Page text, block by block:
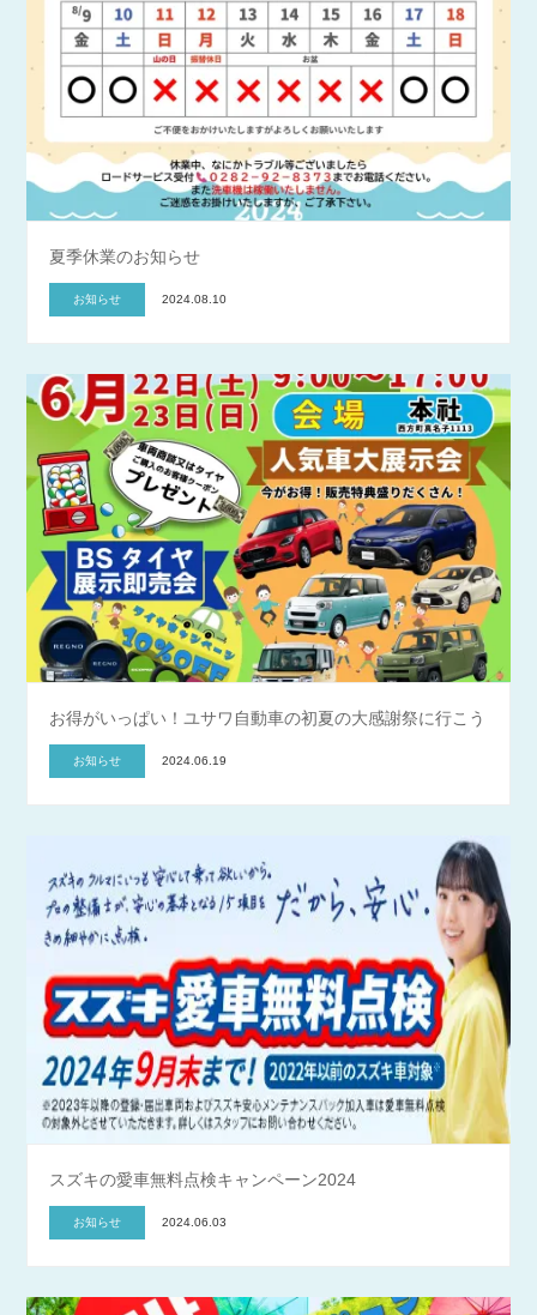
夏季休業のお知らせ
お知らせ 2024.08.10
お得がいっぱい！ユサワ自動車の初夏の大感謝祭に行こう
お知らせ 2024.06.19
スズキの愛車無料点検キャンペーン2024
お知らせ 2024.06.03